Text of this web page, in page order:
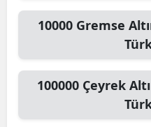
10000 Gremse
100000 Çeyrek